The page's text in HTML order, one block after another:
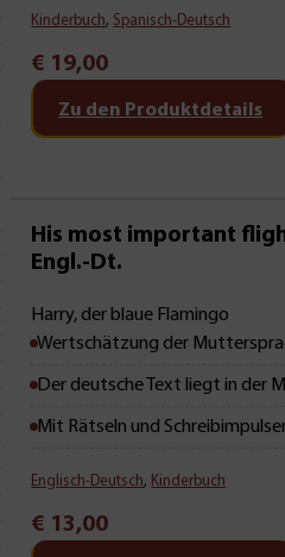
Kinderbuch, Spanisch-Deutsch
€ 19,00
Zu den Produktdetails
Neu • Neu • Neu
His most important
Engl.-Dt.
Harry, der blaue Flamingo
Wertschätzung der
Der deutsche Text liegt in der
Mit Rätseln und
Englisch-Deutsch, Kinderbuch
€ 13,00